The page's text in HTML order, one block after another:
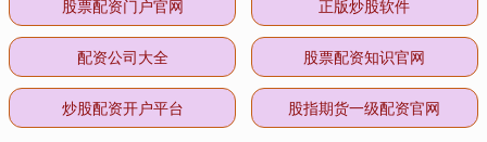
股票配资门户官网 正版炒股软件
配资公司大全 股票配资知识官网
炒股配资开户平台 股指期货一级配资官网